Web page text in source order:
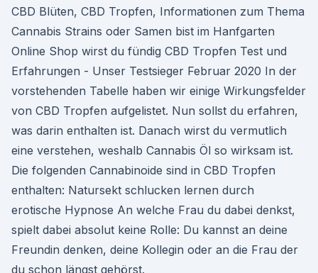
CBD Blüten, CBD Tropfen, Informationen zum Thema
Cannabis Strains oder Samen bist im Hanfgarten
Online Shop wirst du fündig CBD Tropfen Test und
Erfahrungen - Unser Testsieger Februar 2020 In der
vorstehenden Tabelle haben wir einige Wirkungsfelder
von CBD Tropfen aufgelistet. Nun sollst du erfahren,
was darin enthalten ist. Danach wirst du vermutlich
eine verstehen, weshalb Cannabis Öl so wirksam ist.
Die folgenden Cannabinoide sind in CBD Tropfen
enthalten: Natursekt schlucken lernen durch
erotische Hypnose An welche Frau du dabei denkst,
spielt dabei absolut keine Rolle: Du kannst an deine
Freundin denken, deine Kollegin oder an die Frau der
du schon längst gehörst.